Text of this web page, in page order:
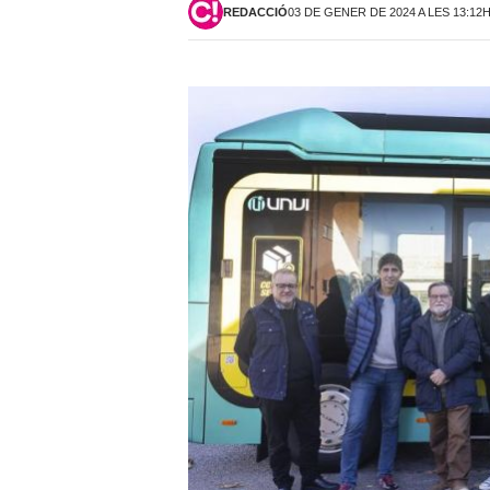
REDACCIÓ03 DE GENER DE 2024 A LES 13:12H